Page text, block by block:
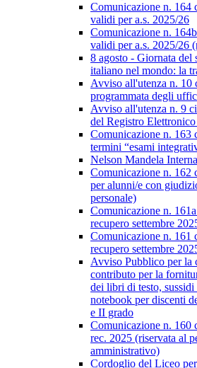
Comunicazione n. 164
validi per a.s. 2025/26
Comunicazione n.
validi per a.s. 2025/26
8 agosto - Giornata
italiano nel mondo: la
Avviso all'utenza n. 10
programmata degli
Avviso all'utenza n. 9
del Registro
Comunicazione n. 163
termini “esami
Nelson Mandela
Comunicazione n. 162
per alunni/e con
personale)
Comunicazione n.
recupero settembre
Comunicazione n. 161
recupero settembre
Avviso Pubblico per la
contributo per la
dei libri di testo,
notebook per discenti
e II grado
Comunicazione n. 160
rec. 2025 (riservata al
amministrativo)
Cordoglio del Liceo